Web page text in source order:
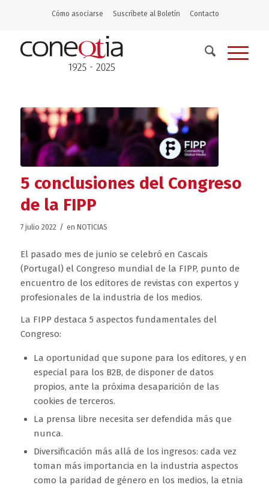
Cómo asociarse Suscríbete al Boletín Contacto
5 conclusiones del Congreso
de la FIPP
7 julio 2022 / en NOTICIAS
El pasado mes de junio se celebró en Cascais
(Portugal) el Congreso mundial de la FIPP, punto de
encuentro de los editores de revistas con expertos y
profesionales de la industria de los medios.
La FIPP destaca 5 aspectos fundamentales del
Congreso:
La oportunidad que supone para los editores, y en
especial para los B2B, de disponer de datos
propios, ante la próxima desaparición de las
cookies de terceros.
La prensa libre necesita ser defendida más que
nunca.
Diversificación más allá de los ingresos: cada vez
toman más importancia en la industria aspectos
como la paridad de género en los medios, la etnia